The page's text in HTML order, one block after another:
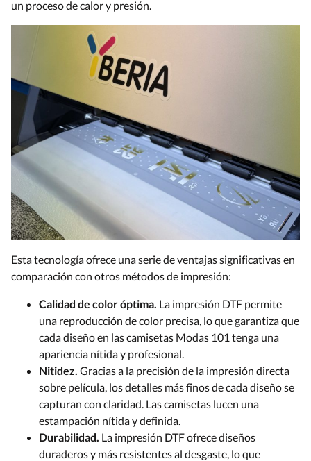
un proceso de calor y presión.
Esta tecnología ofrece una serie de ventajas significativas en
comparación con otros métodos de impresión:
Calidad de color óptima. La impresión DTF permite
una reproducción de color precisa, lo que garantiza que
cada diseño en las camisetas Modas 101 tenga una
apariencia nítida y profesional.
Nitidez. Gracias a la precisión de la impresión directa
sobre película, los detalles más finos de cada diseño se
capturan con claridad. Las camisetas lucen una
estampación nítida y definida.
Durabilidad. La impresión DTF ofrece diseños
duraderos y más resistentes al desgaste, lo que